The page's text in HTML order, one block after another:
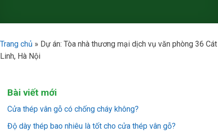
Trang chủ » Dự án: Tòa nhà thương mại dịch vụ văn phòng 36 Cát
Linh, Hà Nội
Bài viết mới
Cửa thép vân gỗ có chống cháy không?
Độ dày thép bao nhiêu là tốt cho cửa thép vân gỗ?